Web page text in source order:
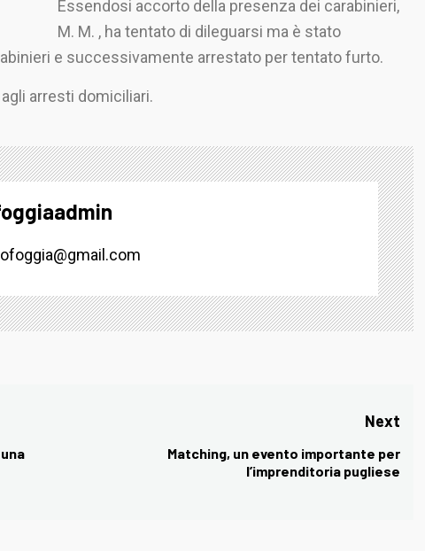
Essendosi accorto della presenza dei carabinieri,
M. M. , ha tentato di dileguarsi ma è stato
e successivamente arrestato per tentato furto.
arresti domiciliari.
Next
Next
Matching, un evento importante per
l’imprenditoria pugliese